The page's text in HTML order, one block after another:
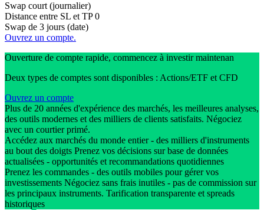
Swap court (journalier)
Distance entre SL et TP 0
Swap de 3 jours (date)
Ouvrez un compte.
Ouverture de compte rapide, commencez à investir maintenan
Deux types de comptes sont disponibles : Actions/ETF et CFD
Ouvrez un compte
Plus de 20 années d'expérience des marchés, les meilleures analyses,
des outils modernes et des milliers de clients satisfaits. Négociez
avec un courtier primé.
Accédez aux marchés du monde entier - des milliers d'instruments
au bout des doigts Prenez vos décisions sur base de données
actualisées - opportunités et recommandations quotidiennes
Prenez les commandes - des outils mobiles pour gérer vos
investissements Négociez sans frais inutiles - pas de commission sur
les principaux instruments. Tarification transparente et spreads
historiques